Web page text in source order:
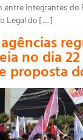
integrantes do
Legal do […]
no dia
proposta